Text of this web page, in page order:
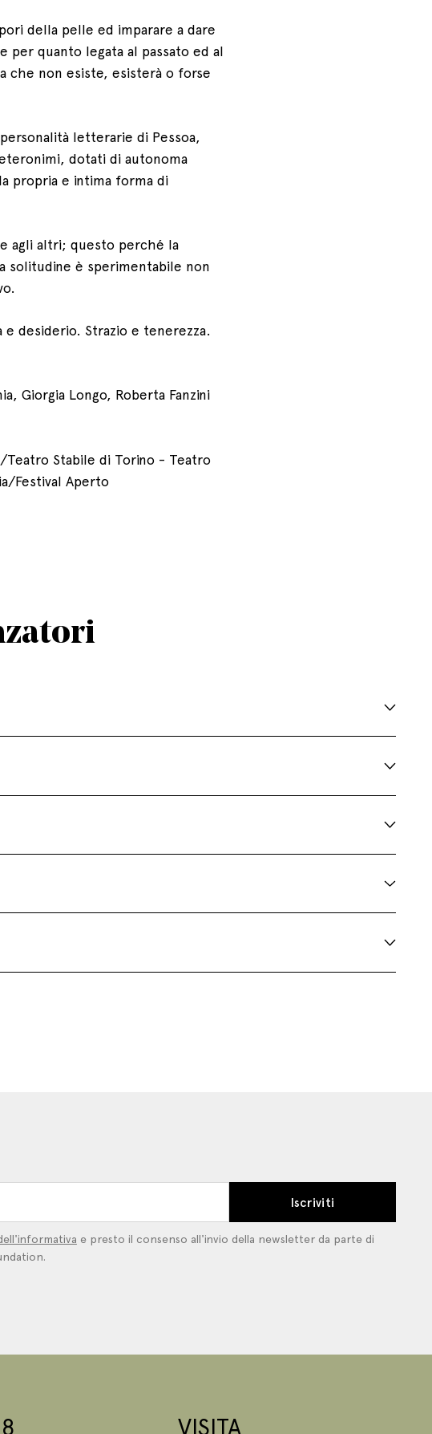
della pelle ed imparare a dare
quanto legata al passato ed al
che non esiste, esisterà o forse
letterarie di Pessoa,
dotati di autonoma
propria e intima forma di
agli altri; questo perché la
solitudine è sperimentabile non
e desiderio. Strazio e tenerezza.
Giorgia Longo, Roberta Fanzini
Teatro Stabile di Torino - Teatro
Festival Aperto
Iscriviti
e presto il consenso all'invio della newsletter da parte di
VISITA